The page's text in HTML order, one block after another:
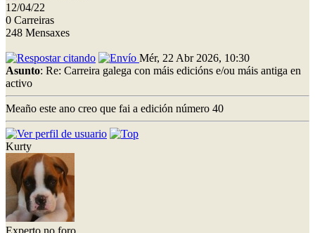
12/04/22
0 Carreiras
248 Mensaxes
Mér, 22 Abr 2026, 10:30
Asunto: Re: Carreira galega con máis edicións e/ou máis antiga en
activo
Meaño este ano creo que fai a edición número 40
Kurty
Experto no foro